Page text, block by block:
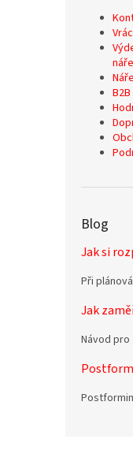
Blog
Jak si
Při
Jak
Návod pro